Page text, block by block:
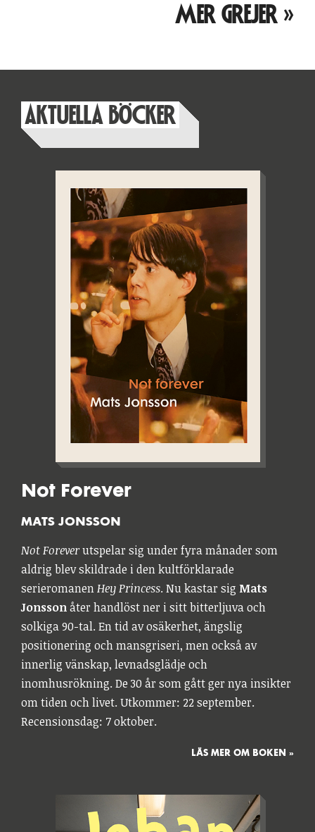
MER GREJER »
AKTUELLA BÖCKER
Not Forever
MATS JONSSON
Not Foreverutspelar sig under fyra månader som
aldrig blev skildrade i den kultförklarade
serieromanenHey Princess. Nu kastar sig Mats
Jonssonåter handlöst ner i sitt bitterljuva och
solkiga 90-tal. En tid av osäkerhet, ängslig
positionering och mansgriseri, men också av
innerlig vänskap, levnadsglädje och
inomhusrökning. De 30 år som gått ger nya insikter
om tiden och livet. Utkommer: 22 september.
Recensionsdag: 7 oktober.
LÄS MER OM BOKEN »